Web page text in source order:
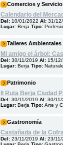
Comercios y
Calendario del
Del: 10/01/2022 Al: 31/
Lugar: Berja Tipo:
Talleres Ambientales
Mi amigo el árbol:
Del: 30/11/2019 Al: 15/
Lugar: Berja Tipo:
Patrimonio
II Ruta Berja Ciudad
Del: 30/11/2019 Al: 30/11/
Lugar: Berja Tipo: Arte y
Gastronomía
Castañada de la
Del: 23/11/2019 Al: 23/11/